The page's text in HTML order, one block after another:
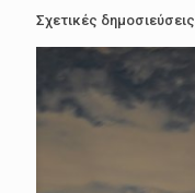
Σχετικές δημοσιεύσεις